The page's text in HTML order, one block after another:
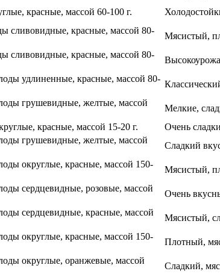
красные, массой 60-100 г.
сливовидные, красные, массой 80-
Мясистый,
сливовидные, красные, массой 80-
удлиненные, красные, массой 80-
грушевидные, желтые, массой
Мелкие,
красные, массой 15-20 г.
Очень
грушевидные, желтые, массой
Сладкий
округлые, красные, массой 150-
Мясистый,
сердцевидные, розовые, массой
Очень
сердцевидные, красные, массой
Мясистый,
округлые, красные, массой 150-
Плотный,
округлые, оранжевые, массой
Сладкий,